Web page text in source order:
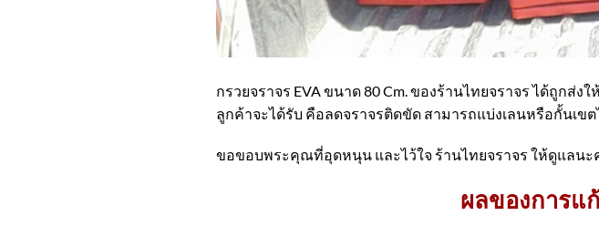
กรวยจราจร EVA ขนาด 80 Cm. ของร้านไทยจราจร ได้ถูกส่
ลูกค้าจะได้รับ คือลดจราจรติดขัด สามารถแบ่งเลนหรือกั้นเข
ขอขอบพระคุณที่อุดหนุน และไว้ใจ ร้านไทยจราจร ให้ดูแลนะ
ผลของการแ